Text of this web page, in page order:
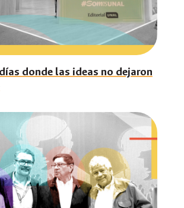
donde las ideas no dejaron